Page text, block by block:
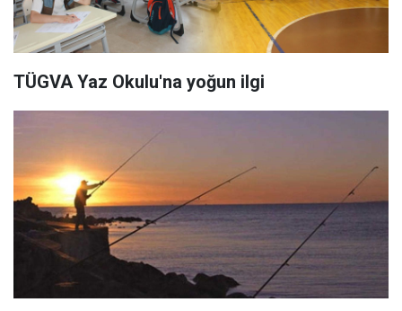
TÜGVA Yaz Okulu'na yoğun ilgi